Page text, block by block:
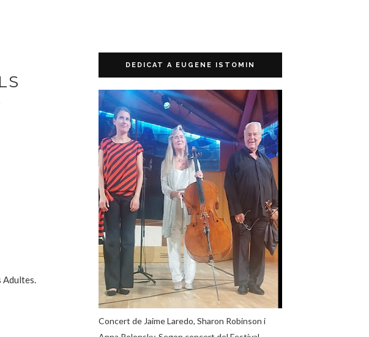
Adultes.
DEDICAT A EUGENE ISTOMIN
Concert de Jaime Laredo, Sharon Robinson i